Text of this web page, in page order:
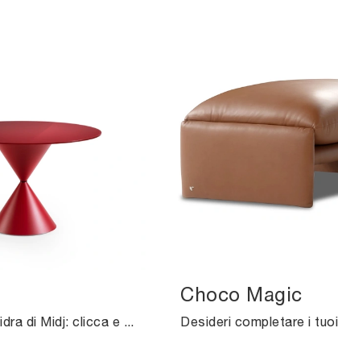
Tavolino Clessidra di Midj: clicca e ottieni informazioni sui Complementi e tavolini design in metallo del rinomato brand!
Choco Magic